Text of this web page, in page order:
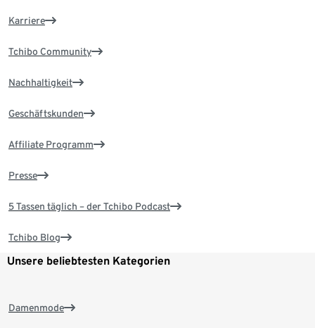
Karriere
Tchibo Community
Nachhaltigkeit
Geschäftskunden
Affiliate Programm
Presse
5 Tassen täglich – der Tchibo Podcast
Tchibo Blog
Unsere beliebtesten Kategorien
Damenmode